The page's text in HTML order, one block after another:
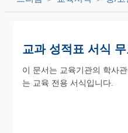
교과 성적표 서식
이 문서는 교육기관의 학사
는 교육 전용 서식입니다.